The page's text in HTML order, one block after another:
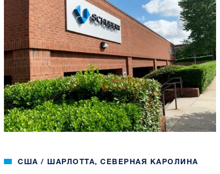
США / ШАРЛОТТА, СЕВЕРНАЯ КАРОЛИНА